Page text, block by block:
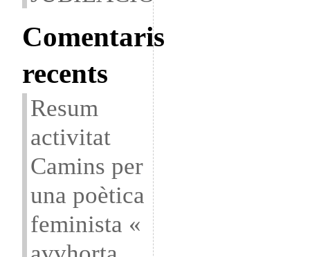
Comentaris
recents
Resum
activitat
Camins per
una poètica
feminista «